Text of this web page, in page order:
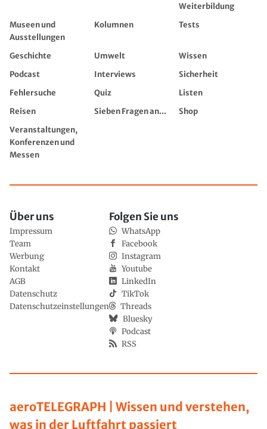
Weiterbildung
Museen und
Ausstellungen
Kolumnen Tests
Geschichte Umwelt
Wissen
Podcast
Interviews
Sicherheit
Fehlersuche
Quiz
Listen
Reisen
Sieben Fragen an...
Shop
Veranstaltungen,
Konferenzen und
Messen
aeroTELEGRAPH | Wissen und verstehen,
was in der Luftfahrt passiert
Über uns
Impressum
Team
Werbung
Kontakt
AGB
Datenschutz
Datenschutzeinstellungen
Folgen Sie uns
WhatsApp
Facebook
Instagram
Youtube
LinkedIn
TikTok
Threads
Bluesky
Podcast
RSS